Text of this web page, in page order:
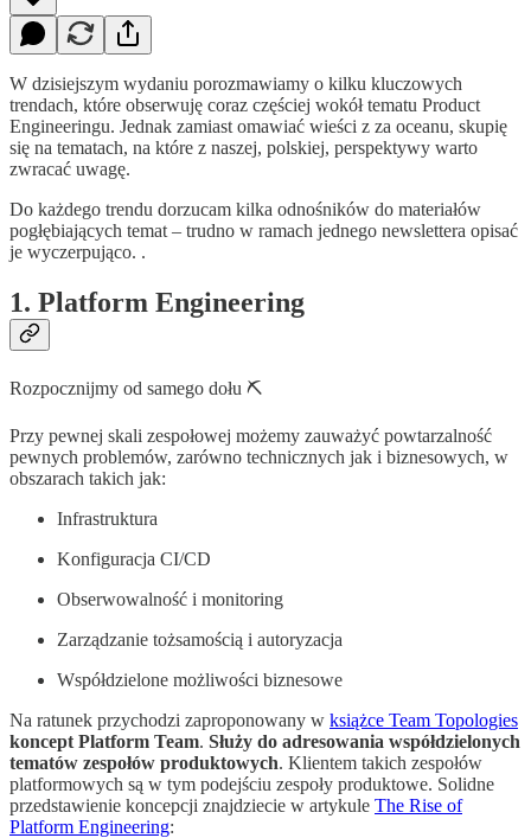
W dzisiejszym wydaniu porozmawiamy o kilku kluczowych
trendach, które obserwuję coraz częściej wokół tematu Product
Engineeringu. Jednak zamiast omawiać wieści z za oceanu, skupię
się na tematach, na które z naszej, polskiej, perspektywy warto
zwracać uwagę.
Do każdego trendu dorzucam kilka odnośników do materiałów
pogłębiających temat – trudno w ramach jednego newslettera opisać
je wyczerpująco. .
1. Platform Engineering
Rozpocznijmy od samego dołu ⛏️
Przy pewnej skali zespołowej możemy zauważyć powtarzalność
pewnych problemów, zarówno technicznych jak i biznesowych, w
obszarach takich jak:
Infrastruktura
Konfiguracja CI/CD
Obserwowalność i monitoring
Zarządzanie tożsamością i autoryzacja
Współdzielone możliwości biznesowe
Na ratunek przychodzi zaproponowany w książce Team Topologies
koncept Platform Team. Służy do adresowania współdzielonych
tematów zespołów produktowych. Klientem takich zespołów
platformowych są w tym podejściu zespoły produktowe. Solidne
przedstawienie koncepcji znajdziecie w artykule The Rise of
Platform Engineering: